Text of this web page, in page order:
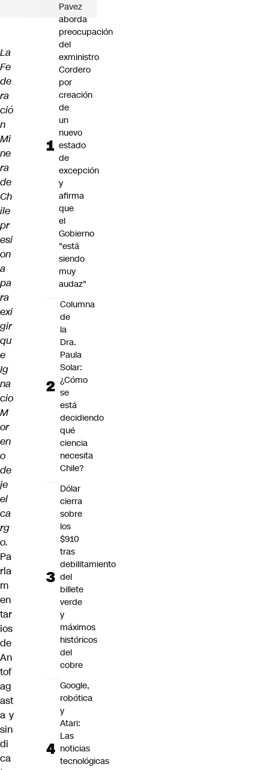
La
Fe
de
ra
ció
n
Mi
ne
ra
de
Ch
ile
pr
esi
on
a
pa
ra
exi
gir
qu
e
Ig
na
cio
M
or
en
o
de
je
el
ca
rg
o.
Pa
rla
m
en
tar
ios
de
An
tof
ag
ast
a y
sin
di
ca
Pavez
aborda
preocupación
del
exministro
Cordero
por
creación
de
un
nuevo
estado
de
excepción
y
afirma
que
el
Gobierno
"está
siendo
muy
audaz"
Columna
de
la
Dra.
Paula
Solar:
¿Cómo
se
está
decidiendo
qué
ciencia
necesita
Chile?
Dólar
cierra
sobre
los
$910
tras
debilitamiento
del
billete
verde
y
máximos
históricos
del
cobre
Google,
robótica
y
Atari:
Las
noticias
tecnológicas